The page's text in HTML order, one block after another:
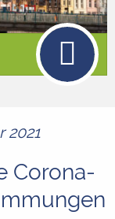
2021
Corona-